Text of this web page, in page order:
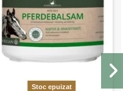
Stoc epuizat